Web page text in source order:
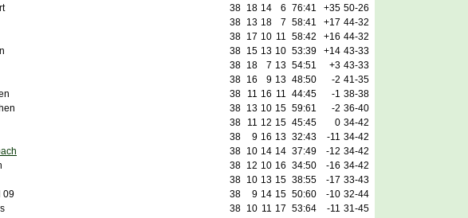
38 18 14 6 76:41 +35 50-26
38 13 18 7 58:41 +17 44-32
38 17 10 11 58:42 +16 44-32
38 15 13 10 53:39 +14 43-33
38 18 7 13 54:51 +3 43-33
38 16 9 13 48:50 -2 41-35
38 11 16 11 44:45 -1 38-38
38 13 10 15 59:61 -2 36-40
38 11 12 15 45:45 0 34-42
38 9 16 13 32:43 -11 34-42
38 10 14 14 37:49 -12 34-42
38 12 10 16 34:50 -16 34-42
38 10 13 15 38:55 -17 33-43
09 38 9 14 15 50:60 -10 32-44
38 10 11 17 53:64 -11 31-45